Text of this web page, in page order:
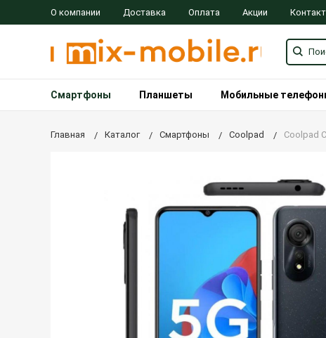
О компании Доставка Оплата Акции
Смартфоны Планшеты Мобильные
Главная Каталог Смартфоны Coolpad Coolpad